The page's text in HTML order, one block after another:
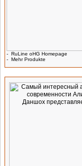
- RuLine oHG Homepage
- Mehr Produkte